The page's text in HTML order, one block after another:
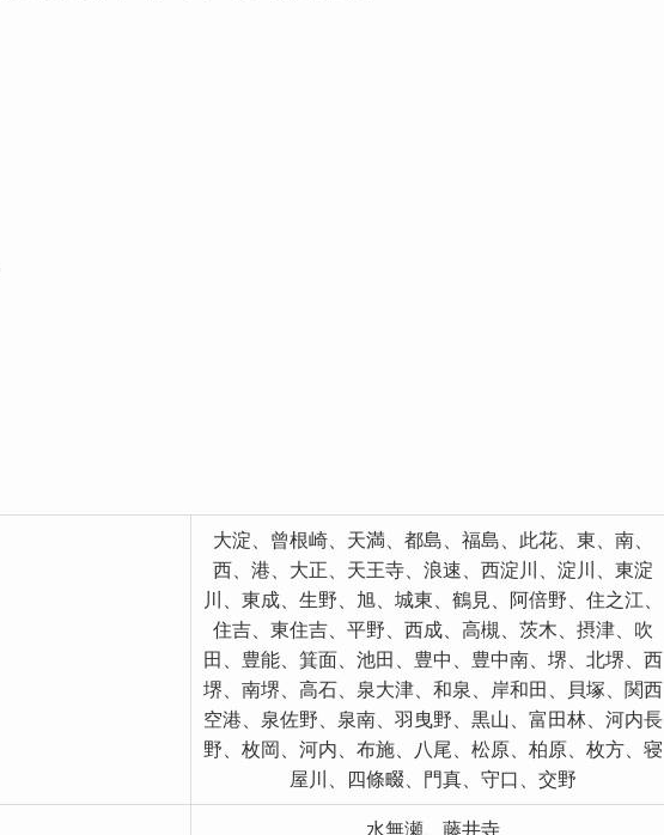
大淀、曾根崎、天満、都島、福島、此花、東、南、
西、港、大正、天王寺、浪速、西淀川、淀川、東淀
川、東成、生野、旭、城東、鶴見、阿倍野、住之江、
住吉、東住吉、平野、西成、高槻、茨木、摂津、吹
田、豊能、箕面、池田、豊中、豊中南、堺、北堺、西
堺、南堺、高石、泉大津、和泉、岸和田、貝塚、関西
空港、泉佐野、泉南、羽曳野、黒山、富田林、河内長
野、枚岡、河内、布施、八尾、松原、柏原、枚方、寝
屋川、四條畷、門真、守口、交野
水無瀬、藤井寺